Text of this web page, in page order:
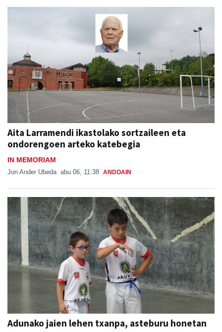
Aita Larramendi ikastolako sortzaileen eta
ondorengoen arteko katebegia
IN MEMORIAM
Jon Ander Ubeda abu 06, 11:38 ANDOAIN
Adunako jaien lehen txanpa, asteburu honetan